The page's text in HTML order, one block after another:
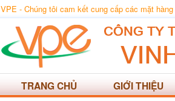
VPE - Chúng tôi cam kết cung cấp các mặt
TRANG CHỦ GIỚI THIỆU